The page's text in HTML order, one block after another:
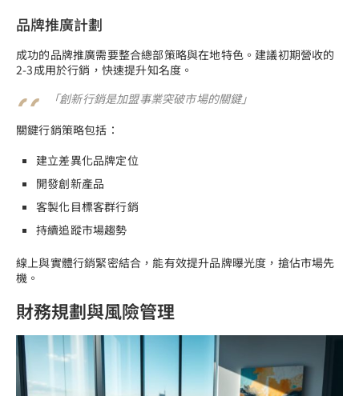
品牌推廣計劃
成功的品牌推廣需要整合總部策略與在地特色。建議初期營收的
2-3成用於行銷，快速提升知名度。
「創新行銷是加盟事業突破市場的關鍵」
關鍵行銷策略包括：
建立差異化品牌定位
開發創新產品
客製化目標客群行銷
持續追蹤市場趨勢
線上與實體行銷緊密結合，能有效提升品牌曝光度，搶佔市場先
機。
財務規劃與風險管理